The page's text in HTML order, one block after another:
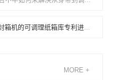
的可调理纸箱库专利进步出产功率
MORE +